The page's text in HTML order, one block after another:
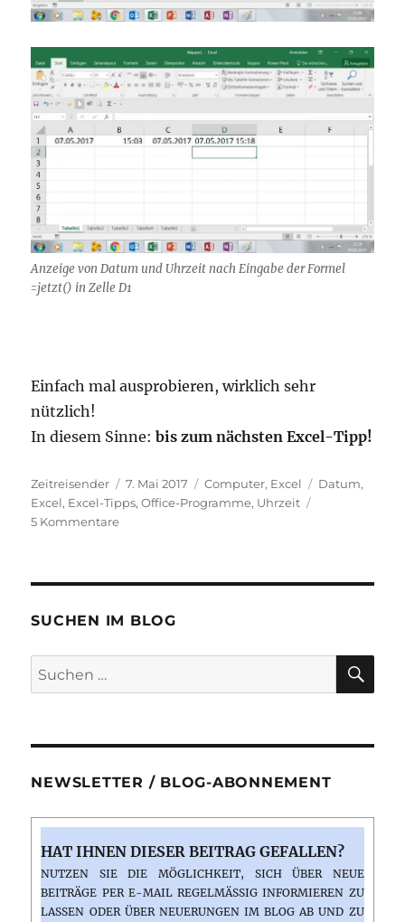
Anzeige von Datum und Uhrzeit nach Eingabe der Formel
=jetzt() in Zelle D1
Einfach mal ausprobieren, wirklich sehr
nützlich!
In diesem Sinne:bis zum nächsten Excel-Tipp!
Autor
Zeitreisender
Veröffentlicht
am
7. Mai 2017 Kategorien
Computer, Excel Schlagwörter
Datum,
Excel, Excel-Tipps,Office-Programme, Uhrzeit
5 Kommentarezu
#01:
und
in
einfügen
SUCHEN IM BLOG
Suchen
nach:
NEWSLETTER / BLOG-ABONNEMENT
HAT IHNEN DIESER BEITRAG GEFALLEN?
NUTZEN SIE DIE MÖGLICHKEIT, SICH ÜBER NEUE
BEITRÄGE PER E-MAIL REGELMÄSSIG INFORMIEREN ZU L
ASSEN ODER ÜBER NEUERUNGEN IM BLOG AB UND ZU E